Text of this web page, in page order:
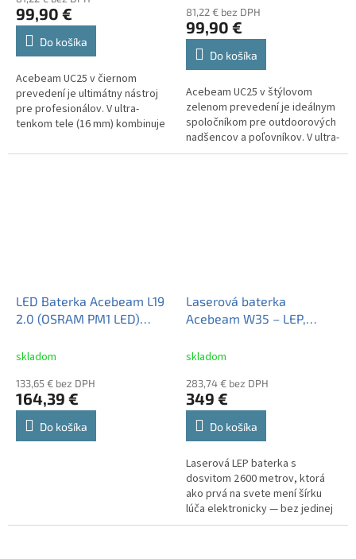
produktu
je
5,0
hviezdičiek.
99,90 €
Do košíka
Acebeam UC25 v čiernom
prevedení je ultimátny nástroj
pre profesionálov. V ultra-
tenkom tele (16 mm) kombinuje
taktickým zeleným laserom,
81,22 € bez DPH
99,90 €
Do košíka
Acebeam UC25 v štýlovom
zelenom prevedení je ideálnym
spoločníkom pre outdoorových
nadšencov a poľovníkov. V ultra-
tenkom tele (16 mm) s odolnou
LED Baterka Acebeam L19
2.0 (OSRAM PM1 LED)
nabíjateľný Li-ion aku. IMR
skladom
133,65 € bez DPH
164,39 €
Do košíka
Laserová baterka
Acebeam W35 – LEP,
elektronický zoom, USB-C
skladom
283,74 € bez DPH
349 €
Do košíka
Laserová LEP baterka s
dosvitom 2 600 metrov, ktorá
ako prvá na svete mení šírku
lúča elektronicky — bez jedinej
pohyblivej časti. Jedným